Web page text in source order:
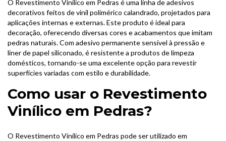
O Revestimento Vinílico em Pedras é uma linha de adesivos
decorativos feitos de vinil polimérico calandrado, projetados para
aplicações internas e externas. Este produto é ideal para
decoração, oferecendo diversas cores e acabamentos que imitam
pedras naturais. Com adesivo permanente sensível à pressão e
liner de papel siliconado, é resistente a produtos de limpeza
domésticos, tornando-se uma excelente opção para revestir
superfícies variadas com estilo e durabilidade.
Como usar o Revestimento
Vinílico em Pedras?
O Revestimento Vinílico em Pedras pode ser utilizado em